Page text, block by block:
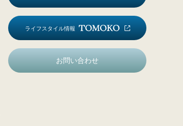
ライフスタイル情報
お問い合わせ